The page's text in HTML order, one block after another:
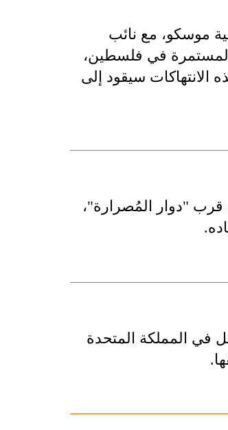
موسكو، مع نائب
المستمرة في فلسطين،
سيقود إلى
"دوار المُصرارة"،
في المملكة المتحدة